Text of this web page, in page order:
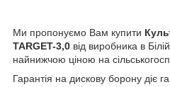
Ми пропонуємо Вам купити
TARGET-3,0 від виробника в
найнижчою ціною на
Гарантія на дискову борону діє